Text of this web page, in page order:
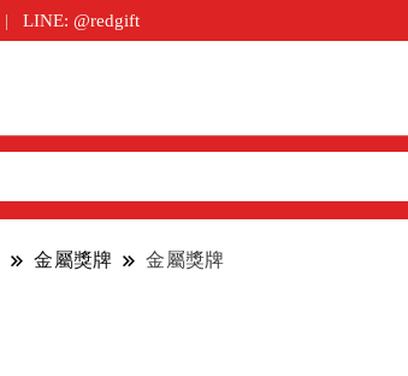
LINE: @redgift
金屬獎牌 金屬獎牌